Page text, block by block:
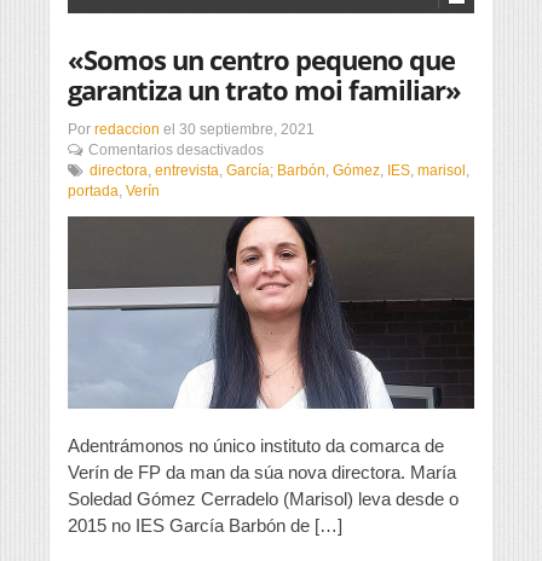
«Somos un centro pequeno que
garantiza un trato moi familiar»
Por redaccion el 30 septiembre, 2021
Comentarios desactivadosen
«Somos
pequeno
que
garantiza
un
trato
moi
familiar»
directora, entrevista, García; Barbón, Gómez, IES, marisol ,
portada, Verín
Adentrámonos no único instituto da comarca de
Verín de FP da man da súa nova directora. María
Soledad Gómez Cerradelo (Marisol) leva desde o
2015 no IES García Barbón de […]